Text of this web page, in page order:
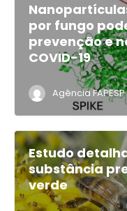
por fungo
prevenção e
COVID-19
Agência FAPESP
Estudo
substância
verde